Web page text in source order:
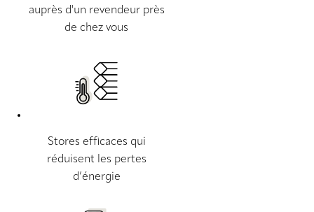
auprès d'un revendeur près
de chez vous
Stores efficaces qui
réduisent les pertes
d’énergie